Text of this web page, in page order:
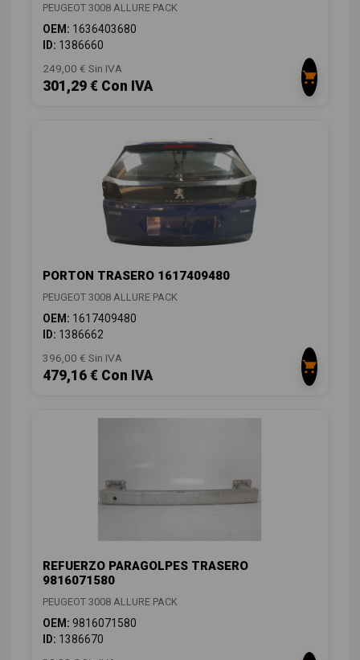
PEUGEOT 3008 ALLURE PACK
OEM: 1636403680
ID: 1386660
249,00 € Sin IVA
301,29 € Con IVA
PORTON TRASERO 1617409480
PEUGEOT 3008 ALLURE PACK
OEM: 1617409480
ID: 1386662
396,00 € Sin IVA
479,16 € Con IVA
REFUERZO PARAGOLPES TRASERO
9816071580
PEUGEOT 3008 ALLURE PACK
OEM: 9816071580
ID: 1386670